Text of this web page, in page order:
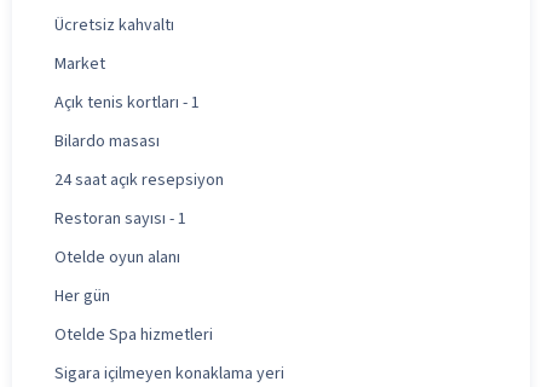
Ücretsiz kahvaltı
Market
Açık tenis kortları - 1
Bilardo masası
24 saat açık resepsiyon
Restoran sayısı - 1
Otelde oyun alanı
Her gün
Otelde Spa hizmetleri
Sigara içilmeyen konaklama yeri